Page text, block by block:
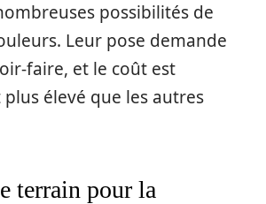
possibilités de
Leur pose demande
faire, et le coût est
élevé que les autres
terrain pour la